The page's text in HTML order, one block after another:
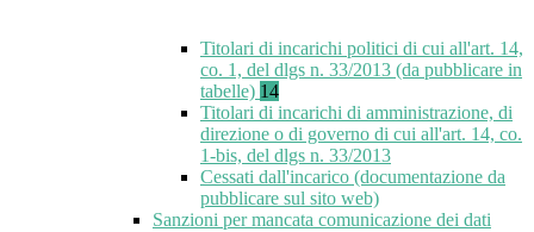
Titolari di incarichi politici di cui all'art. 14,
co. 1, del dlgs n. 33/2013 (da pubblicare in
tabelle) 14
Titolari di incarichi di amministrazione, di
direzione o di governo di cui all'art. 14, co.
1-bis, del dlgs n. 33/2013
Cessati dall'incarico (documentazione da
pubblicare sul sito web)
Sanzioni per mancata comunicazione dei dati